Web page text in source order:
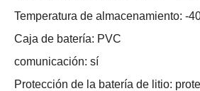
Temperatura de almacenamiento: -
Caja de batería: PVC
comunicación: sí
Protección de la batería de litio: